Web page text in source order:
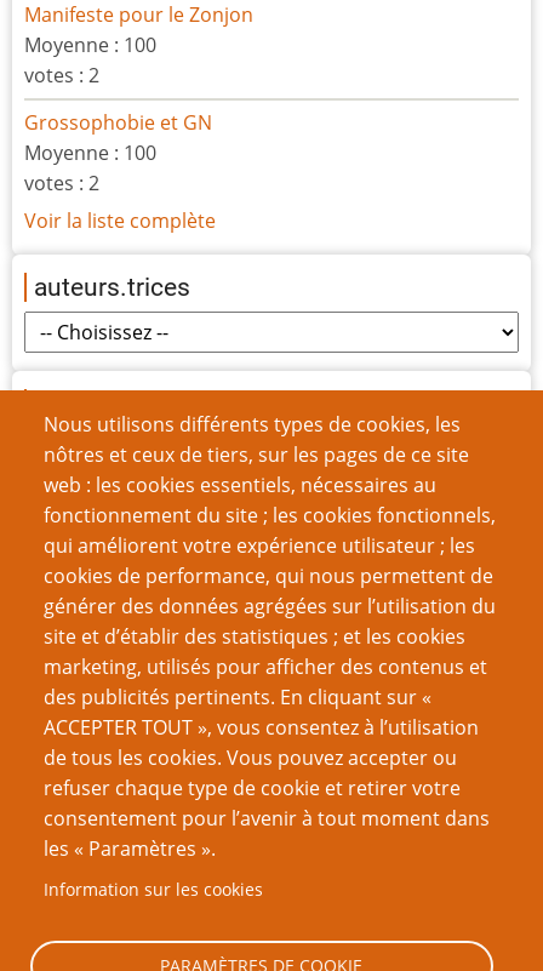
Nous utilisons différents types de cookies, les
nôtres et ceux de tiers, sur les pages de ce site
web : les cookies essentiels, nécessaires au
fonctionnement du site ; les cookies fonctionnels,
qui améliorent votre expérience utilisateur ; les
cookies de performance, qui nous permettent de
générer des données agrégées sur l’utilisation du
site et d’établir des statistiques ; et les cookies
marketing, utilisés pour afficher des contenus et
des publicités pertinents. En cliquant sur «
ACCEPTER TOUT », vous consentez à l’utilisation
de tous les cookies. Vous pouvez accepter ou
refuser chaque type de cookie et retirer votre
consentement pour l’avenir à tout moment dans
les « Paramètres ».
Information sur les cookies
PARAMÈTRES DE COOKIE
Manifeste pour le Zonjon
Moyenne : 100
votes : 2
Grossophobie et GN
Moyenne : 100
votes : 2
Voir la liste complète
auteurs.trices
Nom d'utilisateur
Mot de passe
Créer un nouveau compte
Réinitialiser votre mot de passe
Archives
Pagination
Page
‹ Précédent 13